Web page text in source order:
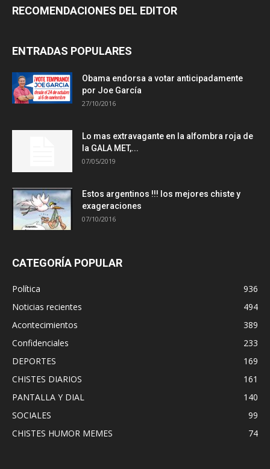
RECOMENDACIONES DEL EDITOR
ENTRADAS POPULARES
Obama endorsa a votar anticipadamente
por Joe García
27/10/2016
Lo mas extravagante en la alfombra roja de
la GALA MET,...
07/05/2019
Estos argentinos !!! los mejores chiste y
exageraciones
07/10/2016
CATEGORÍA POPULAR
Política
936
Noticias recientes
494
Acontecimientos
389
Confidenciales
233
DEPORTES
169
CHISTES DIARIOS
161
PANTALLA Y DIAL
140
SOCIALES
99
CHISTES HUMOR MEMES
74